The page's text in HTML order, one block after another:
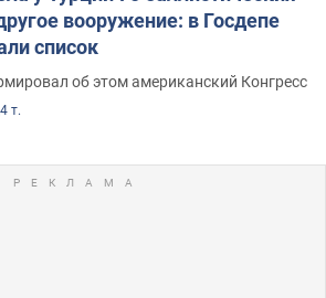
вооружение: в Госдепе
список
об этом американский Конгресс
т.